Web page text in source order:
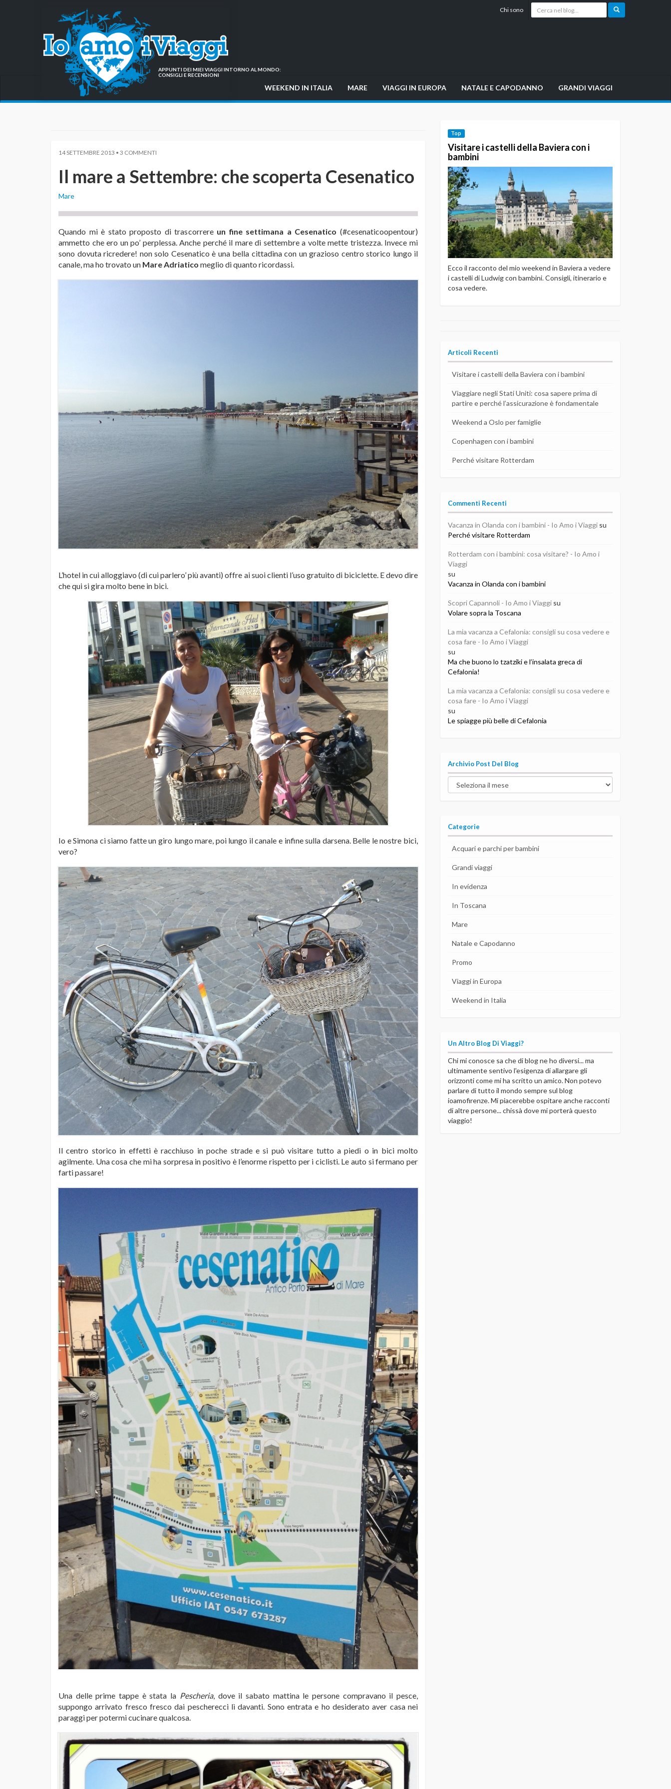
Chi sono
APPUNTI DEI MIEI VIAGGI INTORNO AL MONDO:
CONSIGLI E RECENSIONI
WEEKEND IN ITALIA MARE VIAGGI IN EUROPA NATALE E CAPODANNO GRANDI VIAGGI
14 SETTEMBRE 2013 • 3 COMMENTI
Il mare a Settembre: che scoperta Cesenatico
Mare
Quando mi è stato proposto di trascorrere un fine settimana a Cesenatico (#cesenaticoopentour)
ammetto che ero un po’ perplessa. Anche perché il mare di settembre a volte mette tristezza. Invece mi
sono dovuta ricredere! non solo Cesenatico è una bella cittadina con un grazioso centro storico lungo il
canale, ma ho trovato un Mare Adriatico meglio di quanto ricordassi.
L’hotel in cui alloggiavo (di cui parlero’ più avanti) offre ai suoi clienti l’uso gratuito di biciclette. E devo dire
che qui si gira molto bene in bici.
Io e Simona ci siamo fatte un giro lungo mare, poi lungo il canale e infine sulla darsena. Belle le nostre bici,
vero?
Il centro storico in effetti è racchiuso in poche strade e si può visitare tutto a piedi o in bici molto
agilmente. Una cosa che mi ha sorpresa in positivo è l’enorme rispetto per i ciclisti. Le auto si fermano per
farti passare!
Una delle prime tappe è stata la Pescheria, dove il sabato mattina le persone compravano il pesce,
suppongo arrivato fresco fresco dai pescherecci lì davanti. Sono entrata e ho desiderato aver casa nei
paraggi per potermi cucinare qualcosa.
Top
Visitare i castelli della Baviera con i
bambini
Ecco il racconto del mio weekend in Baviera a vedere
i castelli di Ludwig con bambini. Consigli, itinerario e
cosa vedere.
Articoli Recenti
Visitare i castelli della Baviera con i bambini
Viaggiare negli Stati Uniti: cosa sapere prima di
partire e perché l’assicurazione è fondamentale
Weekend a Oslo per famiglie
Copenhagen con i bambini
Perché visitare Rotterdam
Commenti Recenti
Vacanza in Olanda con i bambini - Io Amo i Viaggi su
Perché visitare Rotterdam
Rotterdam con i bambini: cosa visitare? - Io Amo i
Viaggi
su
Vacanza in Olanda con i bambini
Scopri Capannoli - Io Amo i Viaggi su
Volare sopra la Toscana
La mia vacanza a Cefalonia: consigli su cosa vedere e
cosa fare - Io Amo i Viaggi
su
Ma che buono lo tzatziki e l’insalata greca di
Cefalonia!
La mia vacanza a Cefalonia: consigli su cosa vedere e
cosa fare - Io Amo i Viaggi
su
Le spiagge più belle di Cefalonia
Archivio Post Del Blog
Archivio
post
Categorie
Acquari e parchi per bambini
Grandi viaggi
In evidenza
In Toscana
Mare
Natale e Capodanno
Promo
Viaggi in Europa
Weekend in Italia
Un Altro Blog Di Viaggi?
Chi mi conosce sa che di blog ne ho diversi... ma
ultimamente sentivo l'esigenza di allargare gli
orizzonti come mi ha scritto un amico. Non potevo
parlare di tutto il mondo sempre sul blog
ioamofirenze. Mi piacerebbe ospitare anche racconti
di altre persone... chissà dove mi porterà questo
viaggio!